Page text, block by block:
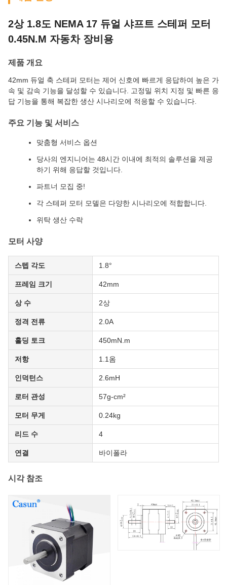
2상 1.8도 NEMA 17 듀얼 샤프트 스테퍼 모터
0.45N.M 자동차 장비용
제품 개요
42mm 듀얼 축 스테퍼 모터는 제어 신호에 빠르게 응답하여 높은 가
속 및 감속 기능을 달성할 수 있습니다. 고정밀 위치 지정 및 빠른 응
답 기능을 통해 복잡한 생산 시나리오에 적응할 수 있습니다.
주요 기능 및 서비스
맞춤형 서비스 옵션
당사의 엔지니어는 48시간 이내에 최적의 솔루션을 제공
하기 위해 응답할 것입니다.
파트너 모집 중!
각 스테퍼 모터 모델은 다양한 시나리오에 적합합니다.
위탁 생산 수락
모터 사양
스텝 각도 1.8°
프레임 크기 42mm
상 수 2상
정격 전류 2.0A
홀딩 토크 450mN.m
저항 1.1옴
인덕턴스 2.6mH
로터 관성 57g-cm²
모터 무게 0.24kg
리드 수 4
연결 바이폴라
시각 참조